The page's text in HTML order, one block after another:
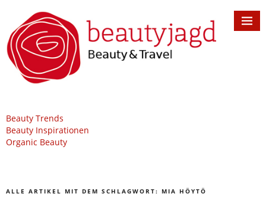
Beauty Trends
Beauty Inspirationen
Organic Beauty
ALLE ARTIKEL MIT DEM SCHLAGWORT: MIA HÖYTÖ